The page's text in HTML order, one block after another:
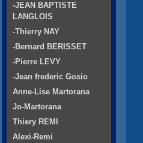
-JEAN BAPTISTE
LANGLOIS
-Thierry NAY
-Bernard BERISSET
-Pierre LEVY
-Jean frederic Gosio
Anne-Lise Martorana
Jo-Martorana
Thiery REMI
Alexi-Remi